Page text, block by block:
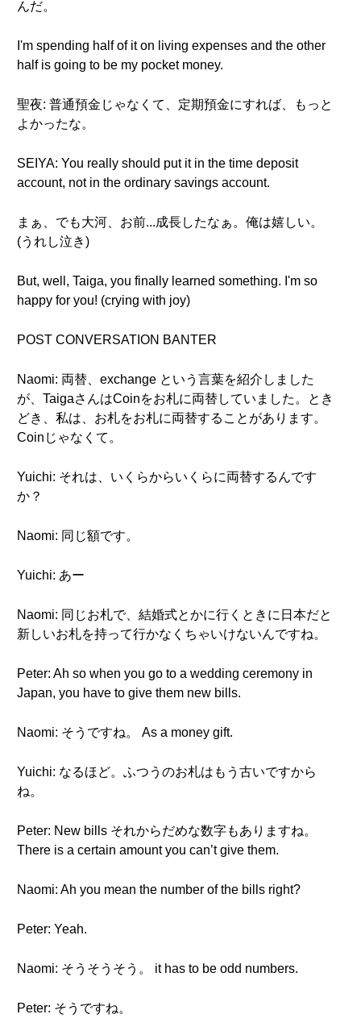
んだ。
I'm spending half of it on living expenses and the other
half is going to be my pocket money.
聖夜: 普通預金じゃなくて、定期預金にすれば、もっと
よかったな。
SEIYA: You really should put it in the time deposit
account, not in the ordinary savings account.
まぁ、でも大河、お前...成長したなぁ。俺は嬉しい。
(うれし泣き)
But, well, Taiga, you finally learned something. I'm so
happy for you! (crying with joy)
POST CONVERSATION BANTER
Naomi: 両替、exchange という言葉を紹介しました
が、TaigaさんはCoinをお札に両替していました。とき
どき、私は、お札をお札に両替することがあります。
Coinじゃなくて。
Yuichi: それは、いくらからいくらに両替するんです
か？
Naomi: 同じ額です。
Yuichi: あー
Naomi: 同じお札で、結婚式とかに行くときに日本だと
新しいお札を持って行かなくちゃいけないんですね。
Peter: Ah so when you go to a wedding ceremony in
Japan, you have to give them new bills.
Naomi: そうですね。 As a money gift.
Yuichi: なるほど。ふつうのお札はもう古いですから
ね。
Peter: New bills それからだめな数字もありますね。
There is a certain amount you can’t give them.
Naomi: Ah you mean the number of the bills right?
Peter: Yeah.
Naomi: そうそうそう。 it has to be odd numbers.
Peter: そうですね。